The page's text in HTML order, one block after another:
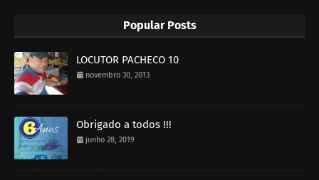
Popular Posts
LOCUTOR PACHECO 10
novembro 30, 2013
Obrigado a todos !!!
junho 28, 2019